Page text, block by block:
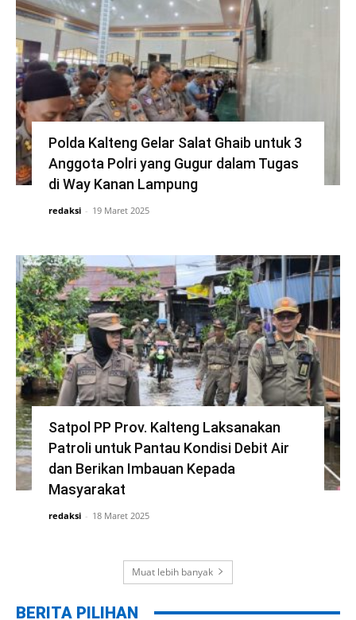
Polda Kalteng Gelar Salat Ghaib untuk 3
Anggota Polri yang Gugur dalam Tugas
di Way Kanan Lampung
redaksi - 19 Maret 2025
Satpol PP Prov. Kalteng Laksanakan
Patroli untuk Pantau Kondisi Debit Air
dan Berikan Imbauan Kepada
Masyarakat
redaksi - 18 Maret 2025
Muat lebih banyak
BERITA PILIHAN